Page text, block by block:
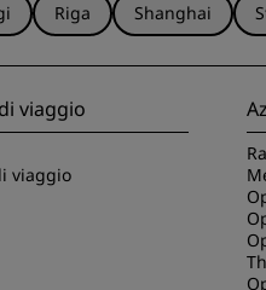
Riga Shanghai
viaggio
viaggio